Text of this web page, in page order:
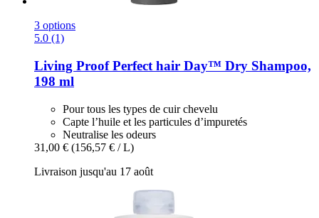
3 options
5.0 (1)
Living ProofPerfect hair Day™ Dry Shampoo,
198 ml
Pour tous les types de cuir chevelu
Capte l’huile et les particules d’impuretés
Neutralise les odeurs
31,00 € (156,57 € / L)
Livraison jusqu'au 17 août